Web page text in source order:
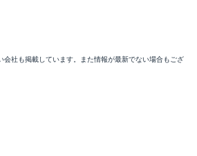
社も掲載しています。また情報が最新でない場合もござ